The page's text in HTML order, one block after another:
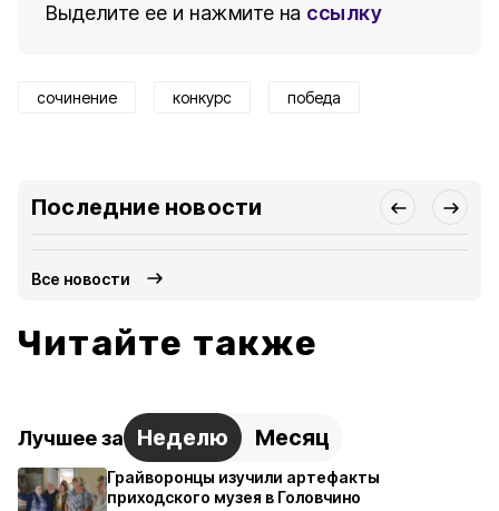
Выделите ее и нажмите на ссылку
сочинение конкурс победа
Последние новости
Все новости
Читайте также
Лучшее за Неделю Месяц
Грайворонцы изучили артефакты
приходского музея в Головчино